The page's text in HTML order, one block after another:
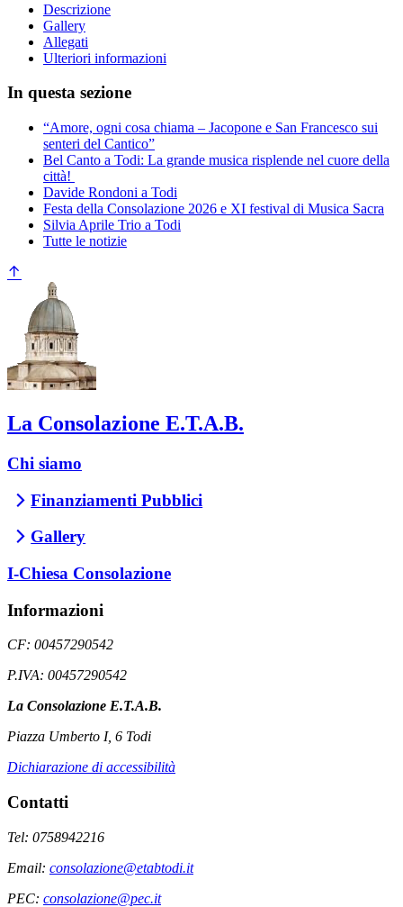
Descrizione
Gallery
Allegati
Ulteriori informazioni
In questa sezione
“Amore, ogni cosa chiama – Jacopone e San Francesco sui
senteri del Cantico”
Bel Canto a Todi: La grande musica risplende nel cuore della
città!
Davide Rondoni a Todi
Festa della Consolazione 2026 e XI festival di Musica Sacra
Silvia Aprile Trio a Todi
Tutte le notizie
La Consolazione E.T.A.B.
Chi siamo
Finanziamenti Pubblici
Gallery
I-Chiesa Consolazione
Informazioni
CF: 00457290542
P.IVA: 00457290542
La Consolazione E.T.A.B.
Piazza Umberto I, 6 Todi
Dichiarazione di accessibilità
Contatti
Tel: 0758942216
Email: consolazione@etabtodi.it
PEC: consolazione@pec.it